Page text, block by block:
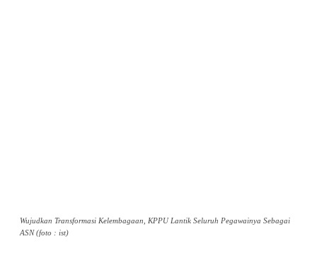
Wujudkan Transformasi Kelembagaan, KPPU Lantik Seluruh Pegawainya Sebagai
ASN (foto : ist)